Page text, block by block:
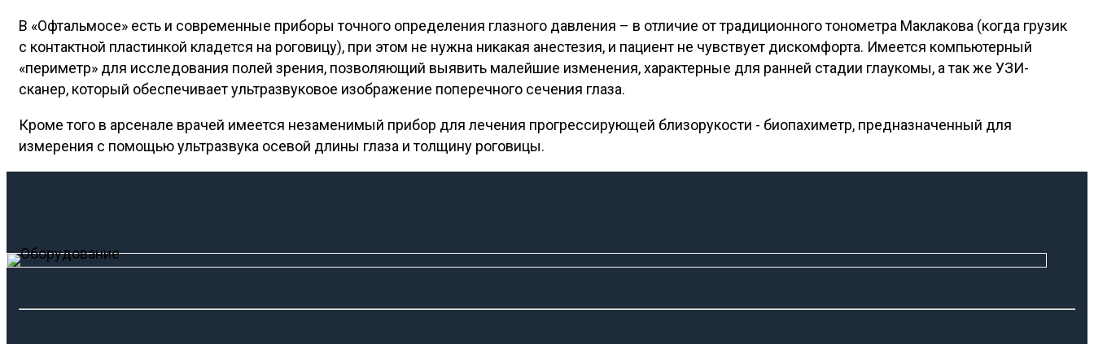
В «Офтальмосе» есть и современные приборы точного определения глазного давления – в отличие от традиционного тонометра Маклакова (когда грузик
с контактной пластинкой кладется на роговицу), при этом не нужна никакая анестезия, и пациент не чувствует дискомфорта. Имеется компьютерный
«периметр» для исследования полей зрения, позволяющий выявить малейшие изменения, характерные для ранней стадии глаукомы, а так же УЗИ-
сканер, который обеспечивает ультразвуковое изображение поперечного сечения глаза.
Кроме того в арсенале врачей имеется незаменимый прибор для лечения прогрессирующей близорукости - биопахиметр, предназначенный для
измерения с помощью ультразвука осевой длины глаза и толщину роговицы.